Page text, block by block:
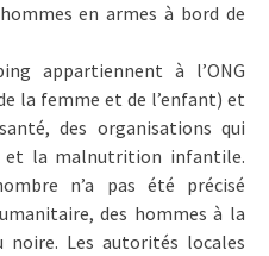
en armes à bord de
appartiennent à l’ONG
la femme et de l’enfant) et
des organisations qui
la malnutrition infantile.
n’a pas été précisé
des hommes à la
noire. Les autorités locales